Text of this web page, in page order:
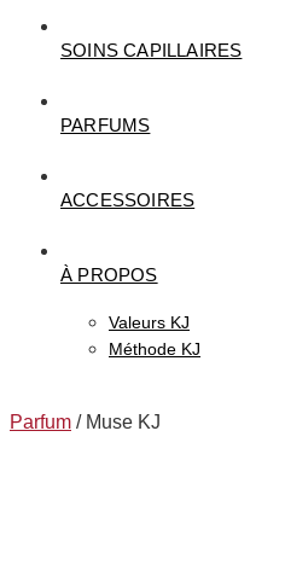
SOINS CAPILLAIRES
PARFUMS
ACCESSOIRES
À PROPOS
Valeurs KJ
Méthode KJ
Parfum / Muse KJ